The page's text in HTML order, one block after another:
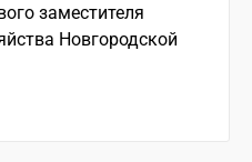
заместителя
Новгородской